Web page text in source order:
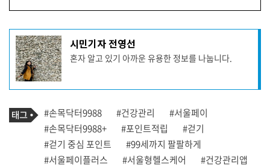
기
사
작
성
자
프
필
시민기자 전영선
혼자 알고 있기 아까운 유용한 정보를 나눕니다.
기
사
관
련
태
그
태
그
#손목닥터9988 #건강관리
#서울페이
#손목닥터9988+
#포인트적립
#걷기
#걷기 중심 포인트
#99세까지 팔팔하게
#서울페이플러스
#서울형헬스케어
#건강관리앱